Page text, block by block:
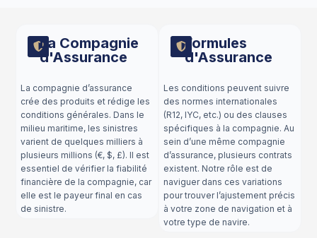
La Compagnie
d'Assurance
La compagnie d’assurance
crée des produits et rédige les
conditions générales. Dans le
milieu maritime, les sinistres
varient de quelques milliers à
plusieurs millions (€, $, £). Il est
essentiel de vérifier la fiabilité
financière de la compagnie, car
elle est le payeur final en cas
de sinistre.
Formules
d'Assurance
Les conditions peuvent suivre
des normes internationales
(R12, IYC, etc.) ou des clauses
spécifiques à la compagnie. Au
sein d’une même compagnie
d’assurance, plusieurs contrats
existent. Notre rôle est de
naviguer dans ces variations
pour trouver l’ajustement précis
à votre zone de navigation et à
votre type de navire.